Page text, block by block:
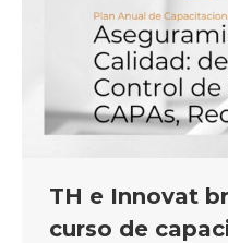
TH e Innovat
curso de